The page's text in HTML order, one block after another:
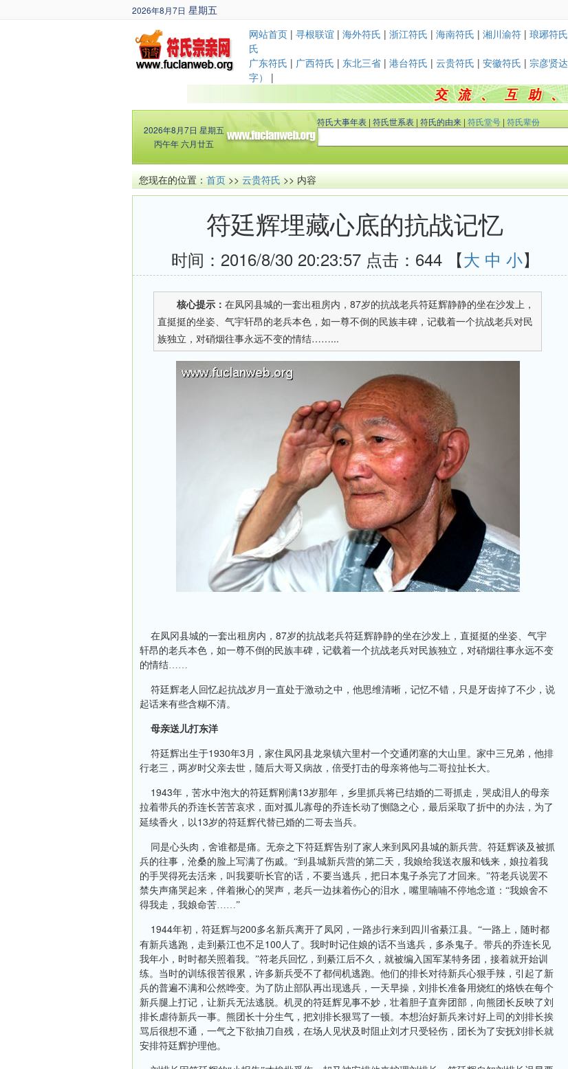
2026年8月7日 星期五
丙午年 六月廿五
网站首页 | 寻根联谊 | 海外符氏 | 浙江符氏 | 海南符氏 | 湘川渝符 | 琅琊符氏
氏
广东符氏 | 广西符氏 | 东北三省 | 港台符氏 | 云贵符氏 | 安徽符氏 | 宗彦贤达
字）
|
2026年8月7日 星期五
丙午年 六月廿五
符氏大事年表 | 符氏世系表 | 符氏的由来 | 符氏堂号 | 符氏辈份
您现在的位置：首页>>云贵符氏>> 内容
符廷辉埋藏心底的抗战记忆
时间：2016/8/30 20:23:57 点击： 644 【大 中 小】
核心提示： 在凤冈县城的一套出租房内，87岁的抗战老兵符廷辉静静的坐在沙发上，
直挺挺的坐姿、气宇轩昂的老兵本色，如一尊不倒的民族丰碑，记载着一个抗战老兵对民
族独立，对硝烟往事永远不变的情结……...
在凤冈县城的一套出租房内， 87岁的抗战老兵符廷辉静静的坐在沙发上，直挺挺的坐姿、气宇
轩昂的老兵本色，如一尊不倒的民族丰碑，记载着一个抗战老兵对民族独立，对硝烟往事永远不变
的情结……
符廷辉老人回忆起抗战岁月一直处于激动之中，他思维清晰，记忆不错，只是牙齿掉了不少，说
起话来有些含糊不清。
母亲送儿打东洋
符廷辉出生于1930年3 月，家住凤冈县龙泉镇六里村一个交通闭塞的大山里。家中三兄弟，他排
行老三，两岁时父亲去世，随后大哥又病故，倍受打击的母亲将他与二哥拉扯长大。
1943年，苦水中泡大的符廷辉刚满13岁那年，乡里抓兵将已结婚的二哥抓走，哭成泪人的母亲
拉着带兵的乔连长苦苦哀求，面对孤儿寡母的乔连长动了恻隐之心，最后采取了折中的办法，为了
延续香火，以13岁的符廷辉代替已婚的二哥去当兵。
同是心头肉，舍谁都是痛。无奈之下符廷辉告别了家人来到凤冈县城的新兵营。符廷辉谈及被抓
兵的往事，沧桑的脸上写满了伤戚。“到县城新兵营的第二天，我娘给我送衣服和钱来，娘拉着我
的手哭得死去活来，叫我要听长官的话，不要当逃兵，把日本鬼子杀完了才回来。”符老兵说罢不
禁失声痛哭起来，伴着揪心的哭声，老兵一边抹着伤心的泪水，嘴里喃喃不停地念道：“我娘舍不
得我走，我娘命苦……”
1944年初，符廷辉与200多名新兵离开了凤冈，一路步行来到四川省綦江县。“一路上，随时都
有新兵逃跑，走到綦江也不足 100 人了。我时时记住娘的话不当逃兵，多杀鬼子。带兵的乔连长见
我年小，时时都关照着我。”符老兵回忆，到綦江后不久，就被编入国军某特务团，接着就开始训
练。当时的训练很苦很累，许多新兵受不了都伺机逃跑。他们的排长对待新兵心狠手辣，引起了新
兵的普遍不满和公然哗变。为了防止部队再出现逃兵，一天早操，刘排长准备用烧红的烙铁在每个
新兵腿上打记，让新兵无法逃脱。机灵的符廷辉见事不妙，壮着胆子直奔团部，向熊团长反映了刘
排长虐待新兵一事。熊团长十分生气，把刘排长狠骂了一顿。本想治好新兵来讨好上司的刘排长挨
骂后很想不通，一气之下欲抽刀自残，在场人见状及时阻止刘才只受轻伤，团长为了安抚刘排长就
安排符廷辉护理他。